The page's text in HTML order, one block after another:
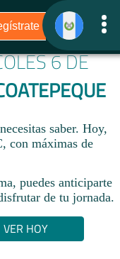
6 DE
saber. Hoy,
con máximas de
puedes anticiparte
de tu jornada.​
VER HOY